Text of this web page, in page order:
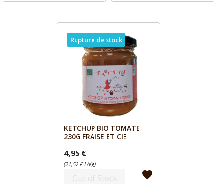
Aperçu
KETCHUP BIO TOMATE
230G FRAISE ET CIE
4,95 €
(21,52 € L/Kg)
Out of Stock favorite
Rupture de stock